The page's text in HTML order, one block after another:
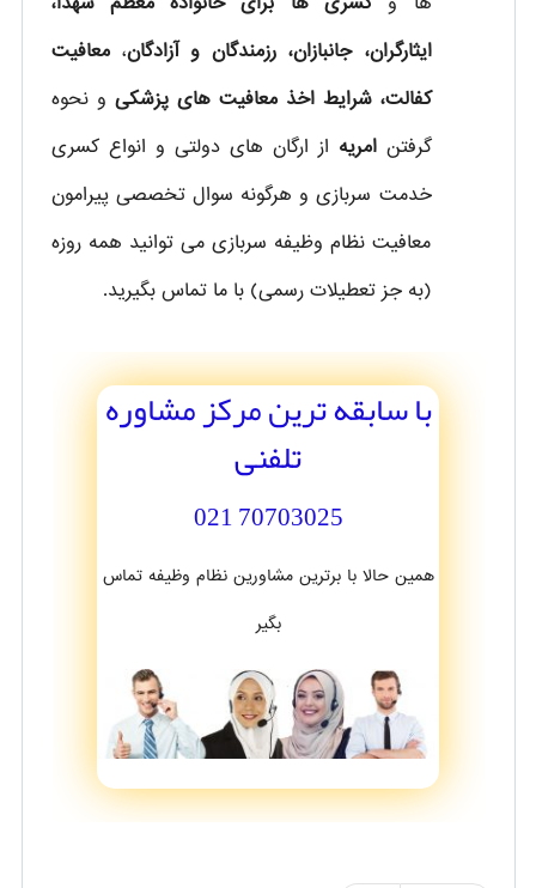
ایثارگران، جانبازان، رزمندگان و آزادگان،معافیت
کفالت، شرایط اخذ معافیت های پزشکی و نحوه
گرفتنامریه از ارگان های دولتی و انواع کسری
خدمت سربازی و هرگونه سوال تخصصی پیرامون
معافیت نظام وظیفه سربازی می توانید همه روزه
(به جز تعطیلات رسمی) با ما تماس بگیرید.
با سابقه ترین مرکز مشاوره
تلفنی
70703025 021
همین حالا با برترین مشاورین نظام وظیفه تماس
بگیر